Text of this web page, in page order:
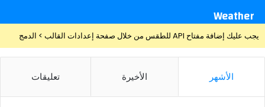
Weather
يجب عليك إضافة مفتاح API للطقس من خلال صفحة إعدادات القالب > الدمج
الأشهر الأخيرة تعليقات